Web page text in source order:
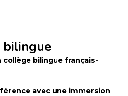
bilingue
collège bilingue français-
avec une immersion